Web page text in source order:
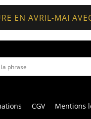
EN AVRIL-MAI
CGV Mentions